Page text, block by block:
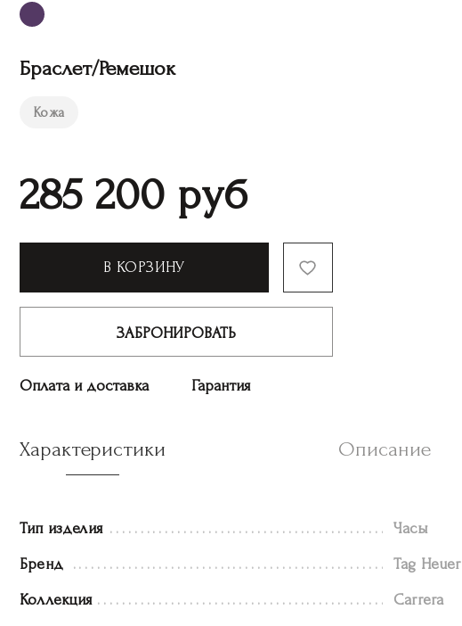
Браслет/Ремешок
Кожа
285 200 руб
В КОРЗИНУ
ЗАБРОНИРОВАТЬ
Оплата и доставка Гарантия
Характеристики Описание
Тип изделия Часы
Бренд Tag Heuer
Коллекция Carrera